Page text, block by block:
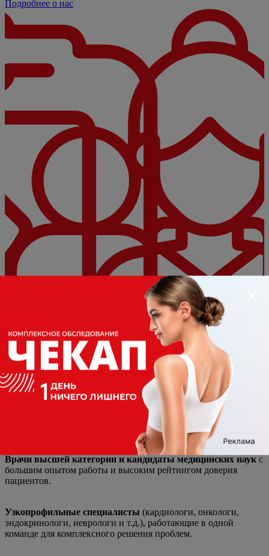
Подробнее о нас
Команда врачей с научным подходом
Врачи высшей категории и кандидаты медицинских наук с
большим опытом работы и высоким рейтингом доверия
пациентов.
Узкопрофильные специалисты (кардиологи, онкологи,
эндокринологи, неврологи и т.д.), работающие в одной
команде для комплексного решения проблем.